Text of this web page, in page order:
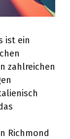
ist ein
zahlreichen
Richmond